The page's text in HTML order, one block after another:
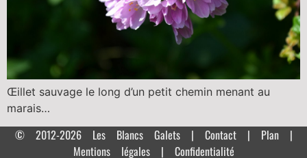
Œillet sauvage le long d’un petit chemin menant au
marais…
© 2012-2026 Les Blancs Galets | Contact| Plan|
Mentions légales| Confidentialité